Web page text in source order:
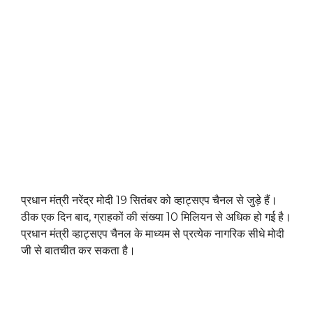
प्रधान मंत्री नरेंद्र मोदी 19 सितंबर को व्हाट्सएप चैनल से जुड़े हैं।
ठीक एक दिन बाद, ग्राहकों की संख्या 10 मिलियन से अधिक हो गई है।
प्रधान मंत्री व्हाट्सएप चैनल के माध्यम से प्रत्येक नागरिक सीधे मोदी
जी से बातचीत कर सकता है।